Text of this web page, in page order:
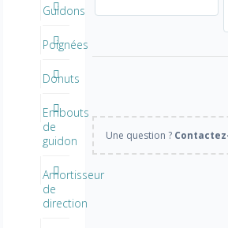
Une question ?
Guidons
Poignées
Donuts
Embouts
de
guidon
Amortisseur
de
direction